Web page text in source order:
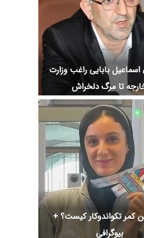
اسماعیل بابایی راغب وزارت
تا مرگ دلخراش
کمر تکواندوکار کیست؟ +
بیوگرافی